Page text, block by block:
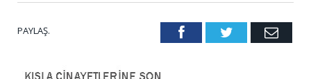
PAYLAŞ. FacebookTwitter Email